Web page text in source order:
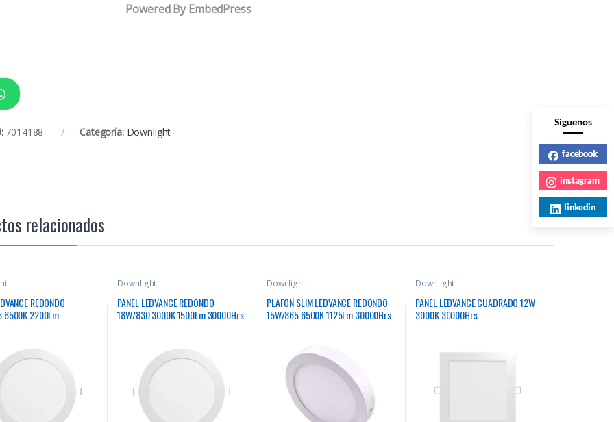
Powered By EmbedPress
7014188 Categoría: Downlight
relacionados
REDONDO
6500K 2200Lm
Downlight
PANEL LEDVANCE REDONDO
18W/830 3000K 1500Lm 30000Hrs
Downlight
PLAFON SLIM LEDVANCE REDONDO
15W/865 6500K 1125Lm 30000Hrs
Downlight
PANEL LEDVANCE CUADRADO 12W
3000K 30000Hrs
Siguenos
facebook
instagram
linkedin